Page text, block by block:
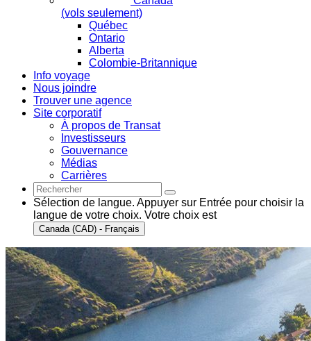
(vols seulement)
Québec
Ontario
Alberta
Colombie-Britannique
Info voyage
Nous joindre
Trouver une agence
Site corporatif
À propos de Transat
Investisseurs
Gouvernance
Médias
Carrières
Sélection de langue. Appuyer sur Entrée pour choisir la
langue de votre choix. Votre choix est
Canada (CAD) - Français